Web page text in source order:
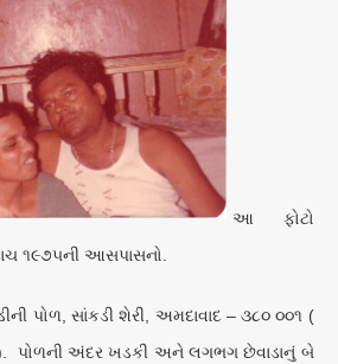
આ ફોટો
૧૯૭૫ની આસપાસનો.
પોળ, સાંકડી શેરી, અમદાવાદ – ૩૮૦ ૦૦૧ (
પોળની અંદર ખડકી અને લગભગ છેવાડાનું બે